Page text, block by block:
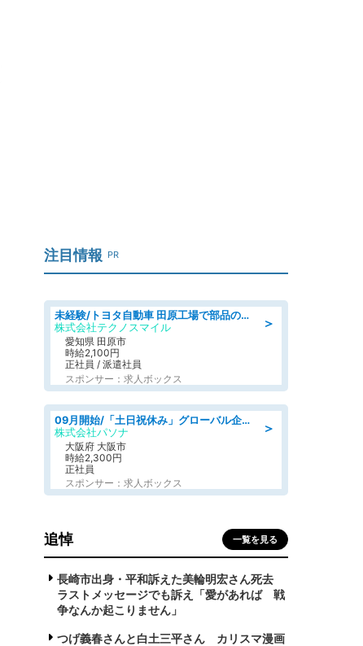
注目情報 PR
＞
未経験/トヨタ自動車 田原工場で部品の運搬作業/tutumi
株式会社テクノスマイル
愛知県 田原市
時給2,100円
正社員 / 派遣社員
スポンサー：求人ボックス
＞
09月開始/「土日祝休み」グローバル企業での産業保健のお仕事/保健師/高時給/残業なし/服装自由
株式会社パソナ
大阪府 大阪市
時給2,300円
正社員
スポンサー：求人ボックス
追悼 一覧を見る
長崎市出身・平和訴えた美輪明宏さん死去
ラストメッセージでも訴え「愛があれば 戦
争なんか起こりません」
つげ義春さんと白土三平さん カリスマ漫画